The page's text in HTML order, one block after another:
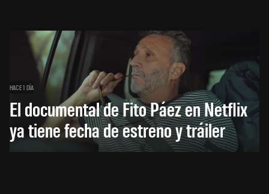
HACE 1 DÍA
El documental de Fito Páez en Netflix
ya tiene fecha de estreno y tráiler